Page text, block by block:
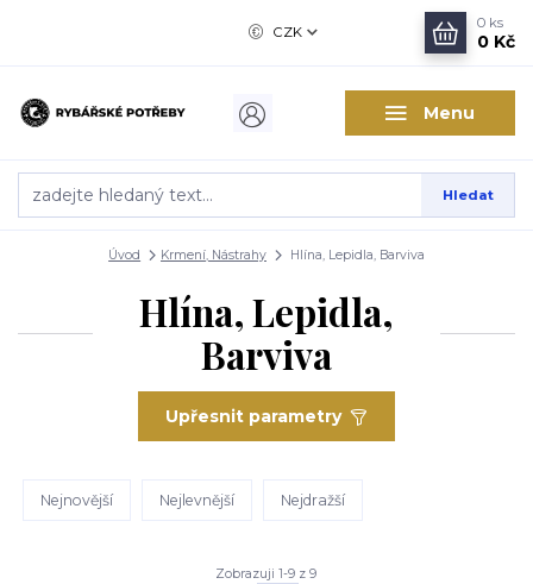
Menu
CZK
Hledat
0 ks
0 Kč
Úvod Krmení, Nástrahy Hlína, Lepidla, Barviva
Hlína, Lepidla,
Barviva
Upřesnit parametry
Nejnovější Nejlevnější Nejdražší
Zobrazuji 1-9 z 9